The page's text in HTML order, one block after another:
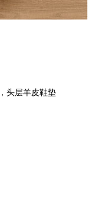
头层羊皮鞋垫